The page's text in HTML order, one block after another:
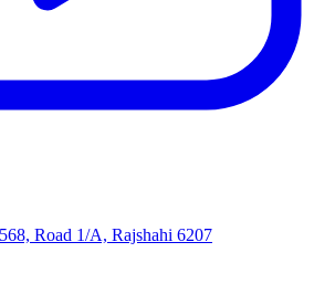
Road 1/A, Rajshahi 6207